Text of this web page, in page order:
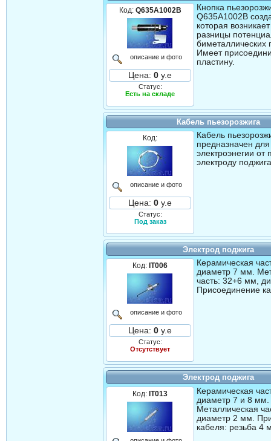
Код: Q635A1002B
описание и фото
Цена: 0 у.е
Статус:
Есть на складе
Кнопка
Q635A1002B
которая
разницы
биметаллических
Имеет
пластину.
Кабель пьезорозжига
Код:
описание и фото
Цена: 0 у.е
Статус:
Под заказ
Кабель
предназначен
электроэнегии от
электроду
Электрод поджига
Код: IT006
описание и фото
Цена: 0 у.е
Статус:
Отсутствует
Керамическая
диаметр 7 мм.
часть: 32+6 мм,
Присоединение
Электрод поджига
Код:IT013
Керамическая
диаметр 7 и 8 мм.
Металлическая
диаметр 2 мм.
кабеля: резьба 4